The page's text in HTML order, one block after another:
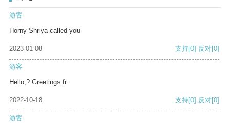
游客
Horny Shriya called you
2023-01-08 支持[0] 反对[0]
游客
Hello,? Greetings fr
2022-10-18 支持[0] 反对[0]
游客